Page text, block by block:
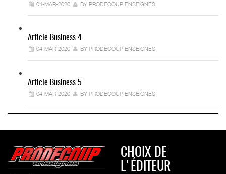
04-MAR-2020 BY PRODECOUP ENSEIGNES
Article Business 4
04-MAR-2020 BY PRODECOUP ENSEIGNES
Article Business 5
04-MAR-2020 BY PRODECOUP ENSEIGNES
CHOIX DE
L'ÉDITEUR